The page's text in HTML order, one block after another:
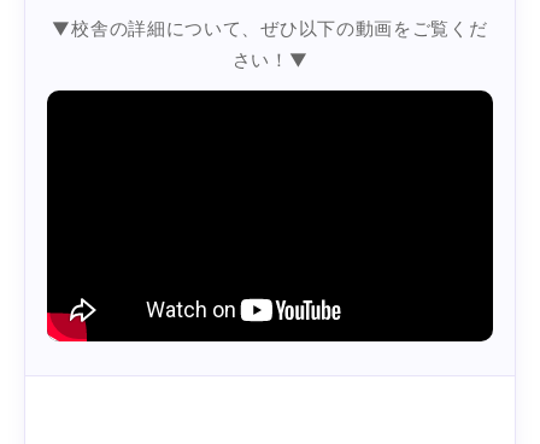
▼校舎の詳細について、ぜひ以下の動画をご覧くだ
さい！▼